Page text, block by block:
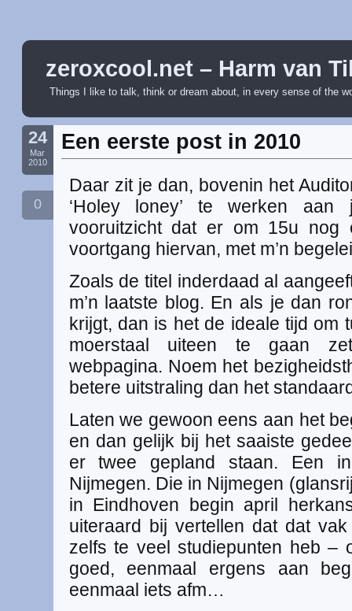
zeroxcool.net – Harm van
Things I like to talk, think or dream about, in every sense of the
24
Mar
2010
0
Een eerste post in 2010
Daar zit je dan, bovenin het
‘Holey loney’ te werken
vooruitzicht dat er om 15u
voortgang hiervan, met m’n
Zoals de titel inderdaad al
m’n laatste blog. En als je dan
krijgt, dan is het de ideale tijd om
moerstaal uiteen te gaan
webpagina. Noem het
betere uitstraling dan het
Laten we gewoon eens aan het
en dan gelijk bij het saaiste
er twee gepland staan. Een
Nijmegen. Die in Nijmegen
in Eindhoven begin april
uiteraard bij vertellen dat dat
zelfs te veel studiepunten heb –
goed, eenmaal ergens aan
eenmaal iets afm…